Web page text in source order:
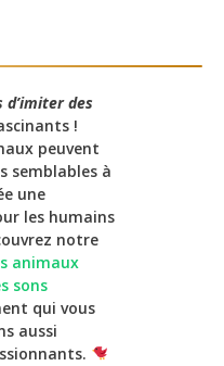
d’imiter des
!
peuvent
semblables à
une
les humains
notre
animaux
sons
qui vous
aussi